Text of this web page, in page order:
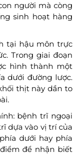
người mà còng
sinh hoạt hàng
tại hậu môn trực
Trong giai đoạn
hình thành một
dưới đường lược.
thịt này dần to
bệnh trĩ ngoại
dựa vào vị trí của
dưới hay phía
để nhận biết